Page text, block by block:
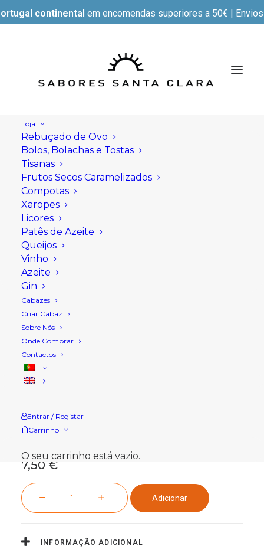
continental em encomendas superiores a 50€ |
Loja
Rebuçado de Ovo
Bolos, Bolachas e Tostas
Tisanas
Frutos Secos Caramelizados
Compotas
Xaropes
Licores
Patês de Azeite
Queijos
Vinho
Azeite
Gin
Cabazes
Criar Cabaz
Sobre Nós
Onde Comprar
Contactos
Entrar / Registar
Carrinho
O seu carrinho está vazio.
Início
Caixa de Madeira,
Tamanho Médio
7,50 €
Quantidade
de
de
Adicionar
INFORMAÇÃO ADICIONAL